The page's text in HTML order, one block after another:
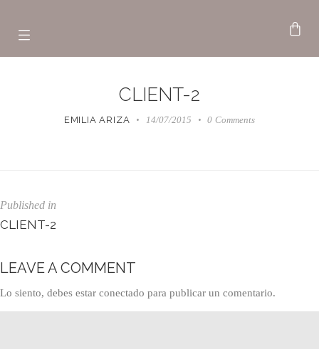
CLIENT-2
EMILIA ARIZA 14/07/2015 0 Comments
Published in
CLIENT-2
LEAVE A COMMENT
Lo siento, debes estar conectado para publicar un comentario.